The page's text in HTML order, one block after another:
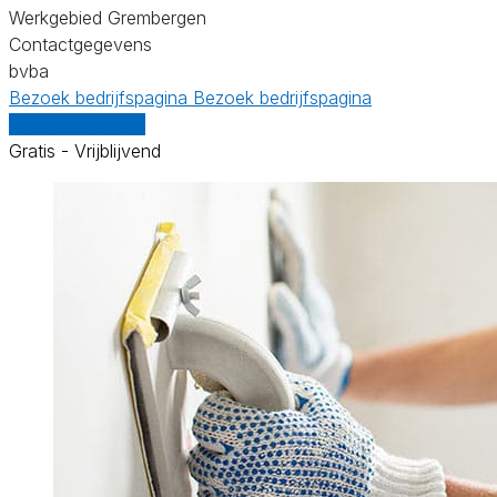
Werkgebied Grembergen
Contactgegevens
bvba
Bezoek bedrijfspagina Bezoek bedrijfspagina
Gratis - Vrijblijvend